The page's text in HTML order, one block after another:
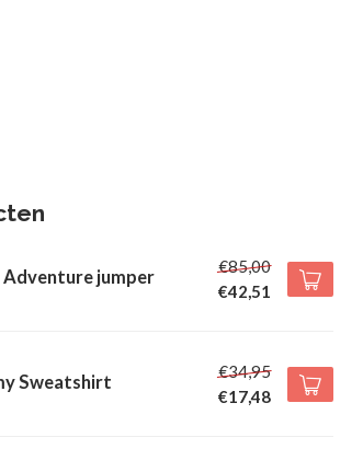
Adventure jumper
€85,00
€42,51
Sweatshirt
€34,95
€17,48